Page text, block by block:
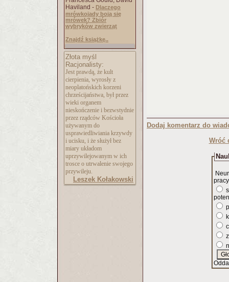
Haviland - Dlaczego
mrówkojady boją się
mrówek? Zbiór
wybryków zwierząt
Znajdź książkę..
Złota myśl
Racjonalisty:
Jest prawdą, że kult
cierpienia, wyrosły z
neoplatońskich korzeni
chrześcijaństwa, był przez
wieki organem
nieskończenie i bezwstydnie
przez rządców Kościoła
używanym do
usprawiedliwiania krzywdy
i ucisku, i że służył bez
miary układom
uprzywilejowanym w ich
trosce o utrwalenie swojego
przywileju.
Leszek Kołakowski
Dodaj komentarz do
Wróć